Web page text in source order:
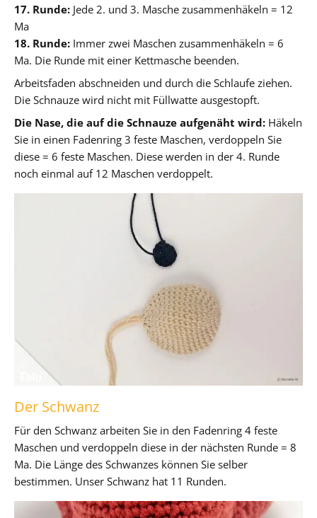
17. Runde: Jede 2. und 3. Masche zusammenhäkeln = 12
Ma
18. Runde: Immer zwei Maschen zusammenhäkeln = 6
Ma. Die Runde mit einer Kettmasche beenden.
Arbeitsfaden abschneiden und durch die Schlaufe ziehen.
Die Schnauze wird nicht mit Füllwatte ausgestopft.
Die Nase, die auf die Schnauze aufgenäht wird: Häkeln
Sie in einen Fadenring 3 feste Maschen, verdoppeln Sie
diese = 6 feste Maschen. Diese werden in der 4. Runde
noch einmal auf 12 Maschen verdoppelt.
Der Schwanz
Für den Schwanz arbeiten Sie in den Fadenring 4 feste
Maschen und verdoppeln diese in der nächsten Runde = 8
Ma. Die Länge des Schwanzes können Sie selber
bestimmen. Unser Schwanz hat 11 Runden.